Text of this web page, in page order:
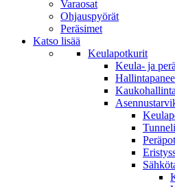
Varaosat
Ohjauspyörät
Peräsimet
Katso lisää
Keulapotkurit
Keula- ja